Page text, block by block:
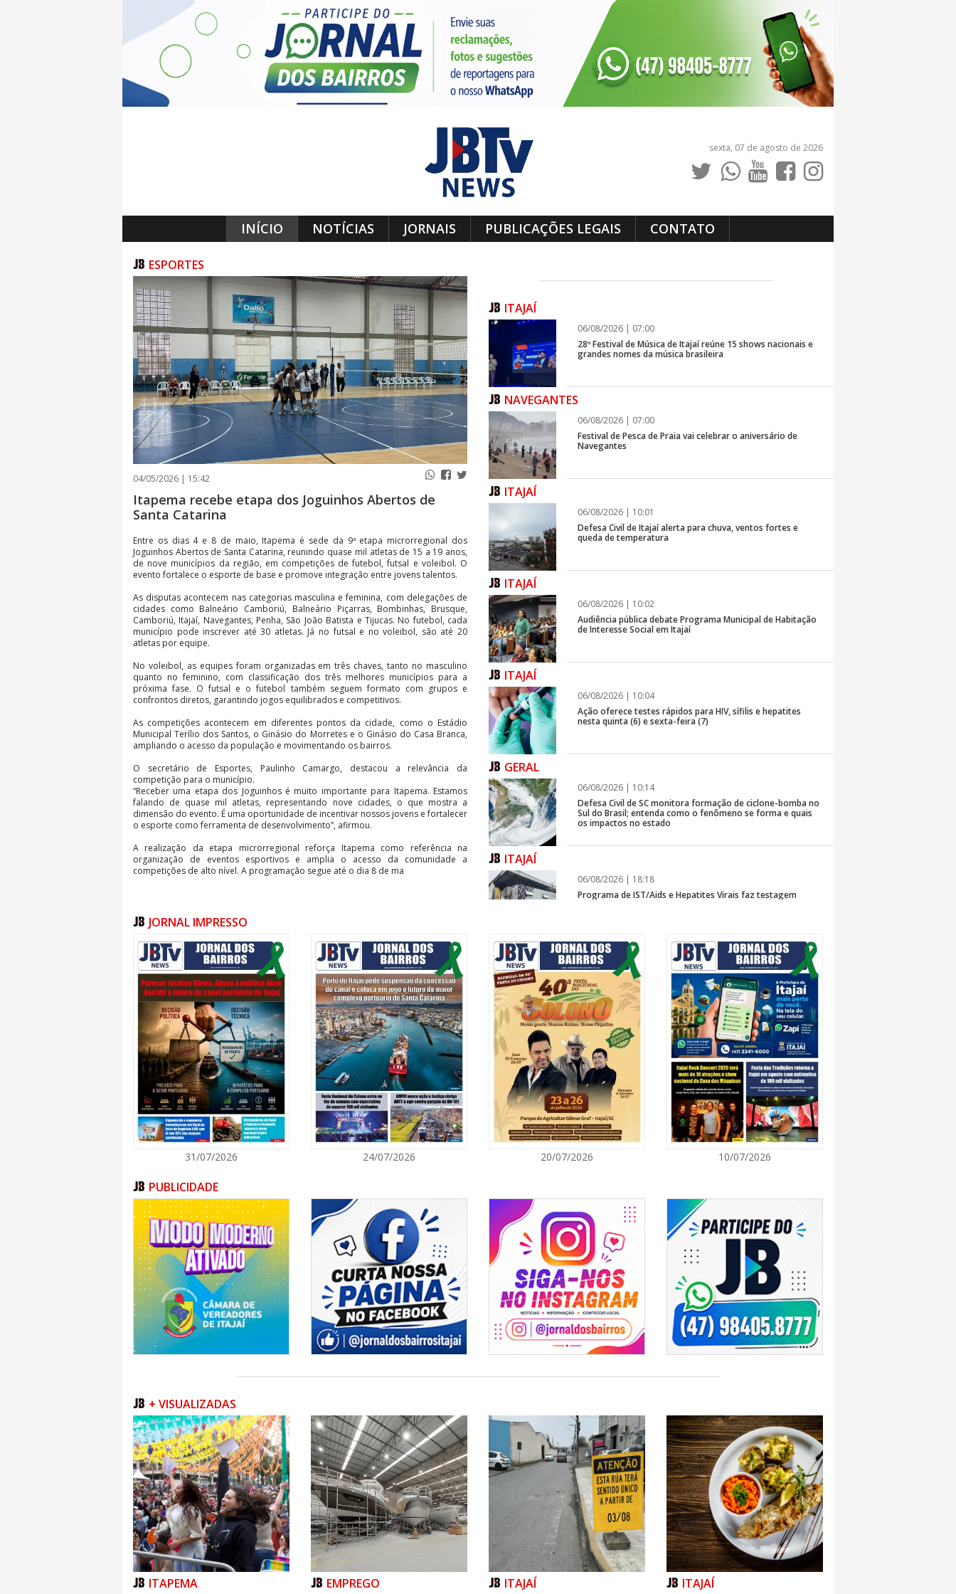
sexta, 07 de agosto de 2026
INÍCIO NOTÍCIAS JORNAIS PUBLICAÇÕES LEGAIS CONTATO
ESPORTES
04/05/2026 | 15:42
Itapema recebe etapa dos Joguinhos Abertos de
Santa Catarina
Entre os dias 4 e 8 de maio, Itapema é sede da 9ª etapa microrregional dos
Joguinhos Abertos de Santa Catarina, reunindo quase mil atletas de 15 a 19 anos,
de nove municípios da região, em competições de futebol, futsal e voleibol. O
evento fortalece o esporte de base e promove integração entre jovens talentos.
As disputas acontecem nas categorias masculina e feminina, com delegações de
cidades como Balneário Camboriú, Balneário Piçarras, Bombinhas, Brusque,
Camboriú, Itajaí, Navegantes, Penha, São João Batista e Tijucas. No futebol, cada
município pode inscrever até 30 atletas. Já no futsal e no voleibol, são até 20
atletas por equipe.
No voleibol, as equipes foram organizadas em três chaves, tanto no masculino
quanto no feminino, com classificação dos três melhores municípios para a
próxima fase. O futsal e o futebol também seguem formato com grupos e
confrontos diretos, garantindo jogos equilibrados e competitivos.
As competições acontecem em diferentes pontos da cidade, como o Estádio
Municipal Terílio dos Santos, o Ginásio do Morretes e o Ginásio do Casa Branca,
ampliando o acesso da população e movimentando os bairros.
O secretário de Esportes, Paulinho Camargo, destacou a relevância da
competição para o município.
“Receber uma etapa dos Joguinhos é muito importante para Itapema. Estamos
falando de quase mil atletas, representando nove cidades, o que mostra a
dimensão do evento. É uma oportunidade de incentivar nossos jovens e fortalecer
o esporte como ferramenta de desenvolvimento”, afirmou.
A realização da etapa microrregional reforça Itapema como referência na
organização de eventos esportivos e amplia o acesso da comunidade a
competições de alto nível. A programação segue até o dia 8 de ma
ITAJAÍ
06/08/2026 | 07:00
28º Festival de Música de Itajaí reúne 15 shows nacionais e
grandes nomes da música brasileira
NAVEGANTES
06/08/2026 | 07:00
Festival de Pesca de Praia vai celebrar o aniversário de
Navegantes
ITAJAÍ
06/08/2026 | 10:01
Defesa Civil de Itajaí alerta para chuva, ventos fortes e
queda de temperatura
ITAJAÍ
06/08/2026 | 10:02
Audiência pública debate Programa Municipal de Habitação
de Interesse Social em Itajaí
ITAJAÍ
06/08/2026 | 10:04
Ação oferece testes rápidos para HIV, sífilis e hepatites
nesta quinta (6) e sexta-feira (7)
GERAL
06/08/2026 | 10:14
Defesa Civil de SC monitora formação de ciclone-bomba no
Sul do Brasil; entenda como o fenômeno se forma e quais
os impactos no estado
ITAJAÍ
06/08/2026 | 18:18
Programa de IST/Aids e Hepatites Virais faz testagem
GERAL
06/08/2026 | 18:28
Ciclone-bomba se forma sobre o oceano, mas Santa
Catarina terá impactos provocados pela frente fria e pelo
vento Sul
ITAPEMA
06/08/2026 | 07:00
Secretaria de Cultura retoma oficinas culturais com diversas
modalidades para a comunidade
BALNEÁRIO CAMBORIÚ
06/08/2026 | 07:00
CAMBORIÚ
06/08/2026 | 07:00
Camboriú: exposição de arte transforma o Paço Municipal
em um espaço de cultura
JORNAL IMPRESSO
31/07/2026 24/07/2026 20/07/2026 10/07/2026
PUBLICIDADE
+ VISUALIZADAS
ITAPEMA EMPREGO ITAJAÍ ITAJAÍ